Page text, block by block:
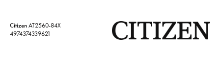
CitizenAT2560-84X
4974374339621